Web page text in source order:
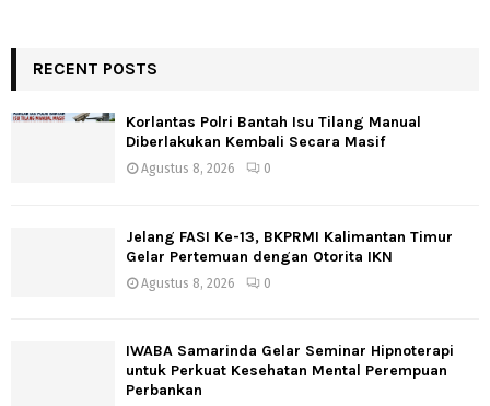
RECENT POSTS
Korlantas Polri Bantah Isu Tilang Manual
Diberlakukan Kembali Secara Masif
Agustus 8, 2026 0
Jelang FASI Ke-13, BKPRMI Kalimantan Timur
Gelar Pertemuan dengan Otorita IKN
Agustus 8, 2026 0
IWABA Samarinda Gelar Seminar Hipnoterapi
untuk Perkuat Kesehatan Mental Perempuan
Perbankan